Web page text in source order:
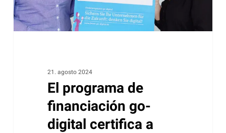
a
Matoma
como
consultoría
autorizada.
21. agosto 2024
El programa de
financiación go-
digital certifica a